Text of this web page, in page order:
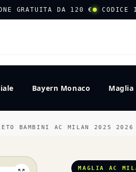
GRATUITA DA 120 € CODICE
Bayern Monaco Maglia
BAMBINI AC MILAN 2025 2026
MAGLIA AC